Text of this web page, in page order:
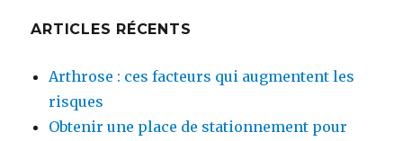
ARTICLES RÉCENTS
Arthrose : ces facteurs qui augmentent les
risques
Obtenir une place de stationnement pour